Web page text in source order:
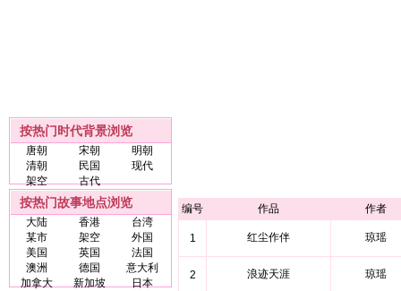
按热门时代背景浏览
唐朝 宋朝
明朝
清朝
民国
现代
架空
古代
按热门故事地点浏览
大陆 香港
台湾
某市
架空
外国
美国
英国
法国
澳洲
德国
意大利
加拿大
新加坡
日本
编号 作品 作者
1 红尘作伴 琼瑶
2 浪迹天涯 琼瑶